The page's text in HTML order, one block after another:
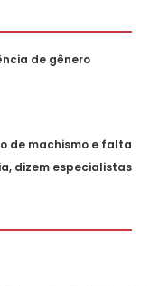
de gênero
de machismo e falta
dizem especialistas